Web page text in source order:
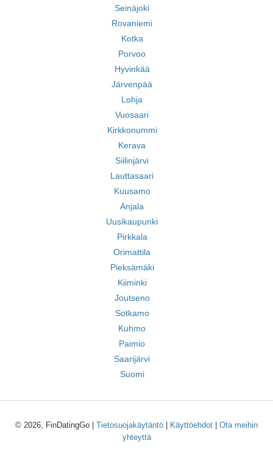
Seinäjoki
Rovaniemi
Kotka
Porvoo
Hyvinkää
Järvenpää
Lohja
Vuosaari
Kirkkonummi
Kerava
Siilinjärvi
Lauttasaari
Kuusamo
Anjala
Uusikaupunki
Pirkkala
Orimattila
Pieksämäki
Kiiminki
Joutseno
Sotkamo
Kuhmo
Paimio
Saarijärvi
Suomi
© 2026, FinDatingGo | Tietosuojakäytäntö Käyttöehdot
Ota meihin
yhteyttä